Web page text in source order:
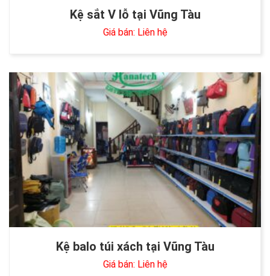
Kệ sắt V lỗ tại Vũng Tàu
Giá bán: Liên hệ
Kệ balo túi xách tại Vũng Tàu
Giá bán: Liên hệ